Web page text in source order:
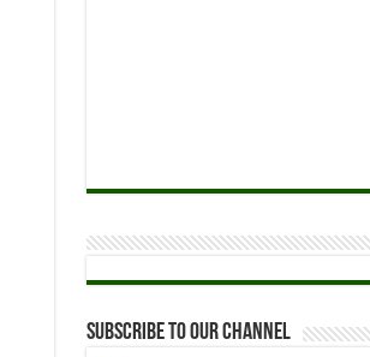
Subscribe to our Channel